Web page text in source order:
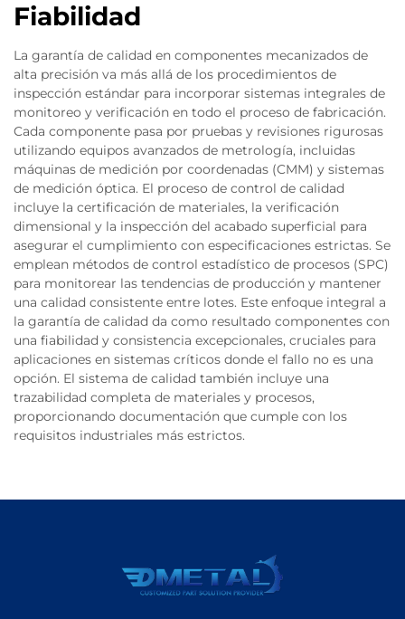
Fiabilidad
La garantía de calidad en componentes mecanizados de
alta precisión va más allá de los procedimientos de
inspección estándar para incorporar sistemas integrales de
monitoreo y verificación en todo el proceso de fabricación.
Cada componente pasa por pruebas y revisiones rigurosas
utilizando equipos avanzados de metrología, incluidas
máquinas de medición por coordenadas (CMM) y sistemas
de medición óptica. El proceso de control de calidad
incluye la certificación de materiales, la verificación
dimensional y la inspección del acabado superficial para
asegurar el cumplimiento con especificaciones estrictas. Se
emplean métodos de control estadístico de procesos (SPC)
para monitorear las tendencias de producción y mantener
una calidad consistente entre lotes. Este enfoque integral a
la garantía de calidad da como resultado componentes con
una fiabilidad y consistencia excepcionales, cruciales para
aplicaciones en sistemas críticos donde el fallo no es una
opción. El sistema de calidad también incluye una
trazabilidad completa de materiales y procesos,
proporcionando documentación que cumple con los
requisitos industriales más estrictos.